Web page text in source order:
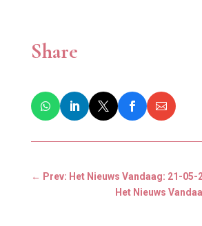
Share
← Prev: Het Nieuws Vandaag: 21-05-
Het Nieuws